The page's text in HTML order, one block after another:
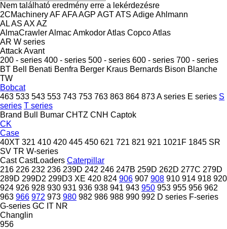
Nem található eredmény erre a lekérdezésre
2CMachineryAFAFAAGP AGTATS AdigeAhlmann
ALAS AX AZ
AlmaCrawlerAlmacAmkodorAtlas CopcoAtlas
AR W series
AttackAvant
200 - series 400 - series 500 - series 600 - series 700 - series
BT Bell Benati Benfra Berger Kraus Bernards Bison Blanche
TW
Bobcat
463 533 543 553 743 753 763 863 864 873A series E series S
series T series
Brand Bull Bumar CHTZ CNH Captok
CK
Case
40XT 321 410 420 445 450 621 721 821 921 1021F 1845 SR
SV TR W-series
Cast CastLoaders Caterpillar
216 226 232 236 239D 242 246 247B 259D 262D 277C 279D
289D 299D2 299D3 XE 420 824 906 907 908 910 914 918 920
924 926 928 930 931 936 938 941 943 950 953 955 956 962
963 966 972 973 980 982 986 988 990 992 D series F-series
G-series GC IT NR
Changlin
956